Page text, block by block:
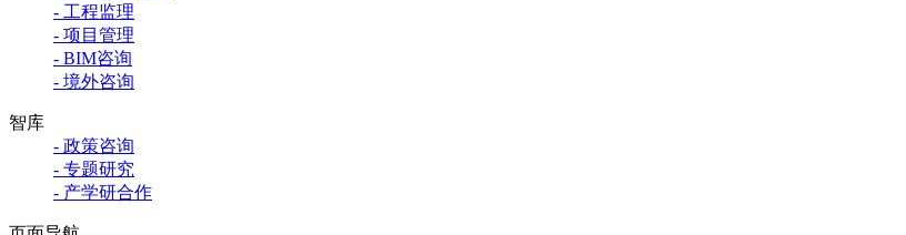
- 工程监理
- 项目管理
- BIM咨询
- 境外咨询
智库
- 政策咨询
- 专题研究
- 产学研合作